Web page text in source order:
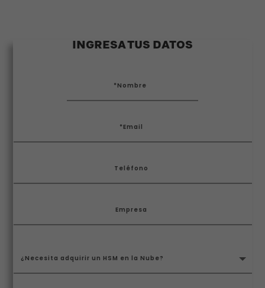
INGRESA TUS DATOS